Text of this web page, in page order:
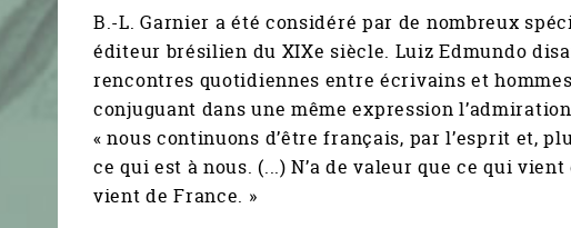
B.-L. Garnier a été considéré par de nombreux
éditeur brésilien du XIXe siècle. Luiz Edmundo
rencontres quotidiennes entre écrivains et
conjuguant dans une même expression
« nous continuons d’être français, par l’esprit et,
ce qui est à nous. (...) N’a de valeur que ce qui
vient de France. »